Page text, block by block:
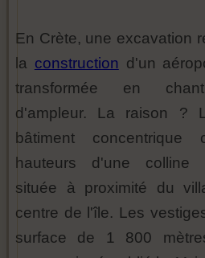
En Crète, une excavation
la construction d'un
transformée en
d'ampleur. La raison ?
bâtiment
hauteurs d'une colline
située à proximité du
centre de l'île. Les
surface de 1 800